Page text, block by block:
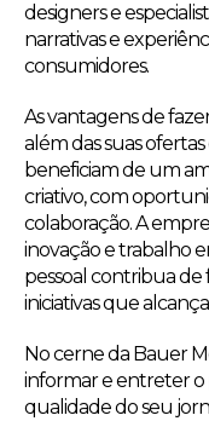
designers e
narrativas e
consumidores.
As vantagens de
além das suas
beneficiam de um
criativo, com
colaboração. A
inovação e trabalho
pessoal contribua de
iniciativas que
No cerne da Bauer
informar e entreter o
qualidade do seu